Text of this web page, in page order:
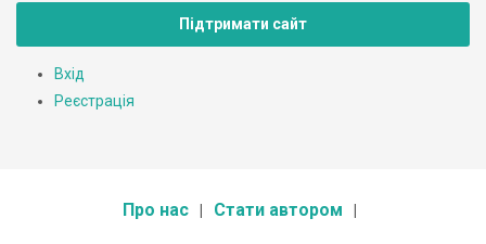
Підтримати сайт
Вхід
Реєстрація
Про нас Стати автором